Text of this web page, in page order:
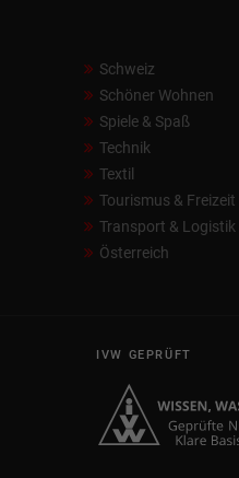
Schweiz
Schöner Wohnen
Spiele & Spaß
Technik
Textil
Tourismus & Freizeit
Transport & Logistik
Österreich
IVW GEPRÜFT